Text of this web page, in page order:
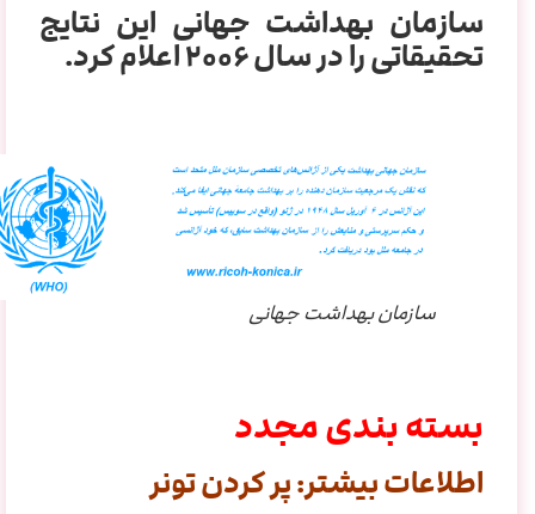
سازمان بهداشت جهانی این نتایج
تحقیقاتی را در سال ۲۰۰۶ اعلام کرد.
سازمان بهداشت جهانی
بسته بندی مجدد
اطلاعات بیشتر: پر کردن تونر